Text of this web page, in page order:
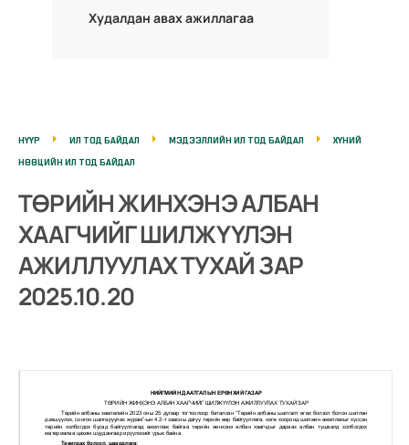
Худалдан авах ажиллагаа
НҮҮР ИЛ ТОД БАЙДАЛ МЭДЭЭЛЛИЙН ИЛ ТОД БАЙДАЛ
ХҮНИЙ
НӨӨЦИЙН ИЛ ТОД БАЙДАЛ
ТӨРИЙН ЖИНХЭНЭ АЛБАН
ХААГЧИЙГ ШИЛЖҮҮЛЭН
АЖИЛЛУУЛАХ ТУХАЙ ЗАР
2025.10.20